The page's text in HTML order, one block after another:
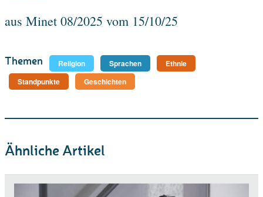
aus Minet 08/2025 vom 15/10/25
Themen Religion Sprachen
Ethnie
Standpunkte
Geschichten
Ähnliche Artikel